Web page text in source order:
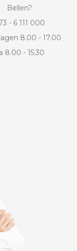
Bellen?
- 6 111 000
8.00 - 17.00
8.00 - 15.30